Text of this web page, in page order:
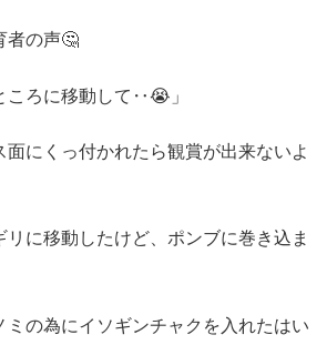
者の声🤔
ころに移動して‥😭」
面にくっ付かれたら観賞が出来ないよ
リに移動したけど、ポンブに巻き込ま
ミの為にイソギンチャクを入れたはい